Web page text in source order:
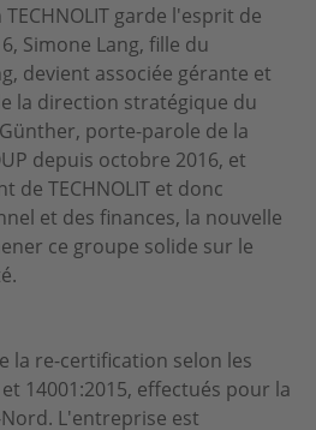
garde l'esprit de
Simone Lang, fille du
devient associée gérante et
la direction stratégique du
porte-parole de la
depuis octobre 2016, et
de TECHNOLIT et donc
et des finances, la nouvelle
ce groupe solide sur le
la re-certification selon les
14001:2015, effectués pour la
L'entreprise est